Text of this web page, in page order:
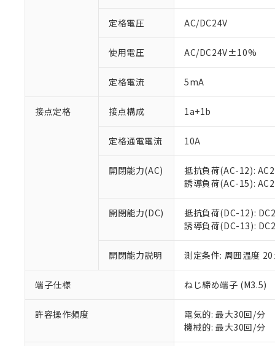
定格電圧 AC/DC24V
使用電圧 AC/DC24V±10%
定格電流 5mA
接点定格 接点構成 1a+1b
定格通電電流 10A
開閉能力(AC)
抵抗負荷(AC-12):
誘導負荷(AC-15):
開閉能力(DC)
抵抗負荷(DC-12):
誘導負荷(DC-13):
開閉能力説明 測定条件: 周囲温度
端子仕様 ねじ締め端子 (M3.5)
許容操作頻度
電気的: 最大30回/分
機械的: 最大30回/分
ご利用条件
以下の条件をお読
本サービス
くものです。
在庫状況お
のであり、
い。
正式な納期
当社販売員
オムロン制
す。
マイパーツ
ている必要
※1 対応状況
対応予定：EU
調査・確認中：
非該当品：ライセ
仕入先様の事情に
があります。
*EU RoHS指令（10物質
鉛(Pb) 1000ppm以下、
六価クロム(Cr(Ⅵ))
ル（DBP） 1000ppm
但し、RoHS指令で産
フタル酸エステル類の
※2 対応予定月
※1 中国
「×」：最大均質
「－」：未確認で
*中国RoHS10物質の基
Pb(鉛) :1000ppm、
Cr(Ⅵ)(六価クロム) :
DBP(フタル酸ジブチル
DEHP(フタル酸ビス
※2 環境保護使
「ｅ」：有害物質
「10」：通常の使
当社は、こ
う）を輸出
当社は規制
ます。
当社は貴社
置等に一切
当社は、貴
また当社は
記
号
説明
○ 一定数
△ 一定数
－
在庫な
機器販
空 受注生